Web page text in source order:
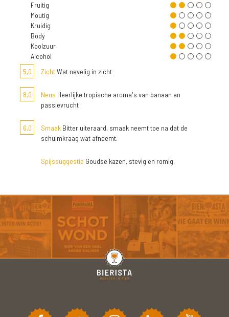
Fruitig
Moutig
Kruidig
Body
Koolzuur
Alcohol
5,0
ZichtWat nevelig in zicht
8,0 Neus Heerlijke tropische aroma's van banaan en
passievrucht
6,0 Smaak Bitter uiteraard, smaak neemt toe na dat de
schuimkraag wat afneemt.
Spijssuggestie Goudse kazen, stevig en romig.